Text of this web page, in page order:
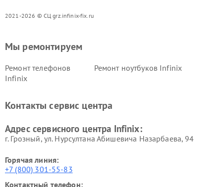
2021-2026 © СЦ grz.infinix-fix.ru
Мы ремонтируем
Ремонт телефонов
Infinix
Ремонт ноутбуков Infinix
Контакты сервис центра
Адрес сервисного центра Infinix:
г. Грозный, ул. Нурсултана Абишевича Назарбаева, 94
Горячая линия:
+7 (800) 301-55-83
Контактный телефон: